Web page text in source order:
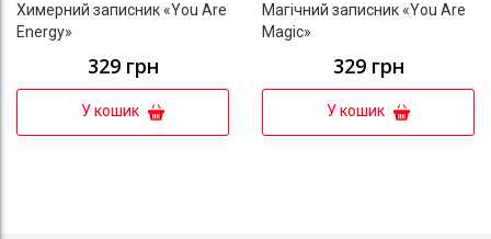
Химерний записник «You Are
Energy»
329 грн
У кошик
Магічний записник «You Are
Magic»
329 грн
У кошик